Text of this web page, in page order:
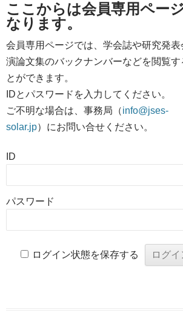
ここからは会員専用ペー
なります。
会員専用ページでは、学会誌や研究発表
演論文集のバックナンバーなどを閲覧す
とができます。
IDとパスワードを入力してください。
ご不明な場合は、事務局（info@jses-
solar.jp）にお問い合せください。
ID
パスワード
ログイン状態を保存する